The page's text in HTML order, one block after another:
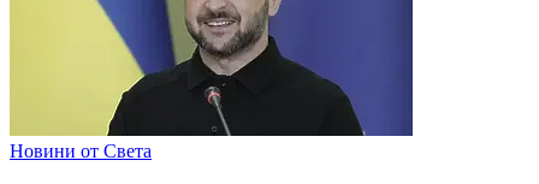
Новини от Света